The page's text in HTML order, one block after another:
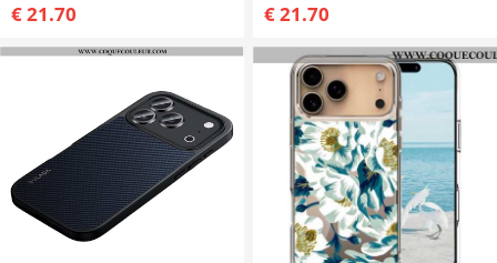
€ 21.70 € 21.70